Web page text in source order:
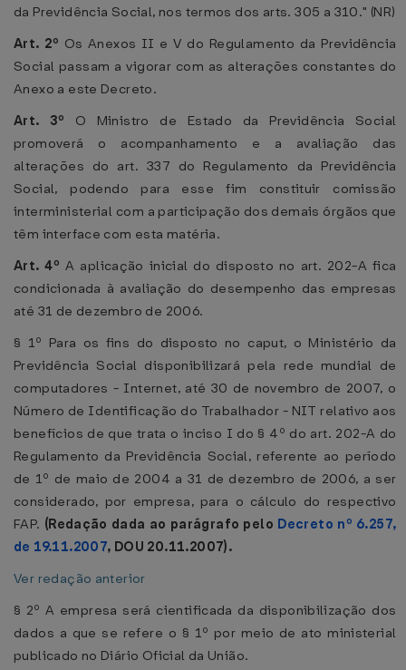
da Previdência Social, nos termos dos arts. 305 a 310." (NR)
Art. 2º Os Anexos II e V do Regulamento da Previdência
Social passam a vigorar com as alterações constantes do
Anexo a este Decreto.
Art. 3º O Ministro de Estado da Previdência Social
promoverá o acompanhamento e a avaliação das
alterações do art. 337 do Regulamento da Previdência
Social, podendo para esse fim constituir comissão
interministerial com a participação dos demais órgãos que
têm interface com esta matéria.
Art. 4ºA aplicação inicial do disposto no art. 202-A fica
condicionada à avaliação do desempenho das empresas
até 31 de dezembro de 2006.
§ 1º Para os fins do disposto no caput, o Ministério da
Previdência Social disponibilizará pela rede mundial de
computadores - Internet, até 30 de novembro de 2007, o
Número de Identificação do Trabalhador - NIT relativo aos
benefícios de que trata o inciso I do § 4º do art. 202-A do
Regulamento da Previdência Social, referente ao período
de 1º de maio de 2004 a 31 de dezembro de 2006, a ser
considerado, por empresa, para o cálculo do respectivo
FAP. (Redação dada ao parágrafo pelo Decreto nº 6.257,
de 19.11.2007, DOU 20.11.2007).
Ver redação anterior
§ 2º A empresa será cientificada da disponibilização dos
dados a que se refere o § 1º por meio de ato ministerial
publicado no Diário Oficial da União.